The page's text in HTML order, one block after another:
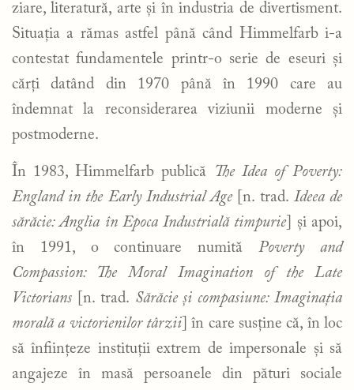
ziare, literatură, arte și în industria de divertisment.
Situația a rămas astfel până când Himmelfarb i-a
contestat fundamentele printr-o serie de eseuri și
cărți datând din 1970 până în 1990 care au
îndemnat la reconsiderarea viziunii moderne și
postmoderne.
În 1983, Himmelfarb publică The Idea of Poverty:
England in the Early Industrial Age
[n. trad. Ideea de
sărăcie: Anglia în Epoca Industrială timpurie] și apoi,
în 1991, o continuare numităPoverty and
Compassion: The Moral Imagination of the Late
Victorians [n. trad. Sărăcie și compasiune: Imaginația
morală a victorienilor târzii ] în care susține că, în loc
să înființeze instituții extrem de impersonale și să
angajeze în masă persoanele din pături sociale